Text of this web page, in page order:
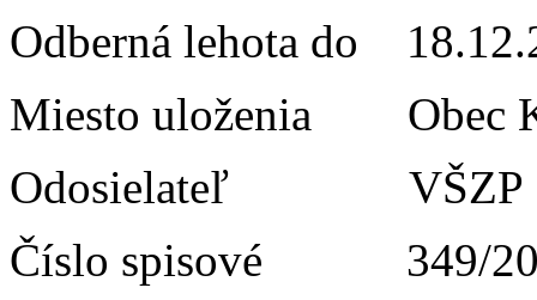
Odberná lehota do
Miesto uloženia
Odosielateľ
Číslo spisové 349/